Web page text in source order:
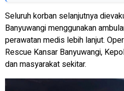
Seluruh korban selanjutnya
Banyuwangi menggunakan
perawatan medis lebih lanjut.
Rescue Kansar Banyuwangi,
dan masyarakat sekitar.